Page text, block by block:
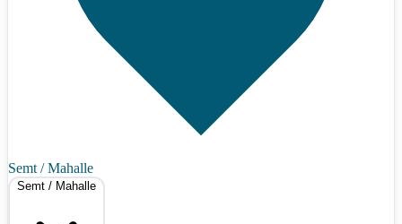
Semt / Mahalle
Semt / Mahalle